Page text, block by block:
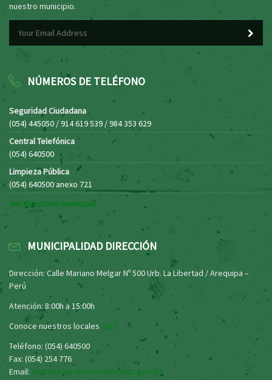
nuestro municipio.
NÚMEROS DE TELÉFONO
Seguridad Ciudadana
(054) 445050 / 914 619 539 / 984 353 629
Central Telefónica
(054) 640500
Limpieza Pública
(054) 640500 anexo 721
Ver directorio municipal
MUNICIPALIDAD DIRECCIÓN
Dirección: Calle Mariano Melgar Nº 500 Urb. La Libertad / Arequipa –
Perú
Atención: 8:00h a 15:00h
Conoce nuestros locales aquí
Teléfono: (054) 640500
Fax: (054) 254 776
Email: mesadepartesvirtual@mdcc.gob.pe